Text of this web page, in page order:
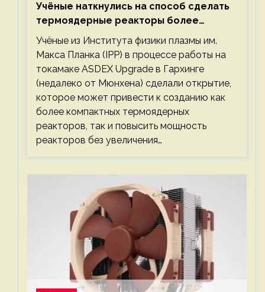
Учёные наткнулись на способ сделать
термоядерные реакторы более
компактными или мощными
Учёные из Института физики плазмы им.
Макса Планка (IPP) в процессе работы на
токамаке ASDEX Upgrade в Гархинге
(недалеко от Мюнхена) сделали открытие,
которое может привести к созданию как
более компактных термоядерных
реакторов, так и повысить мощность
реакторов без увеличения…